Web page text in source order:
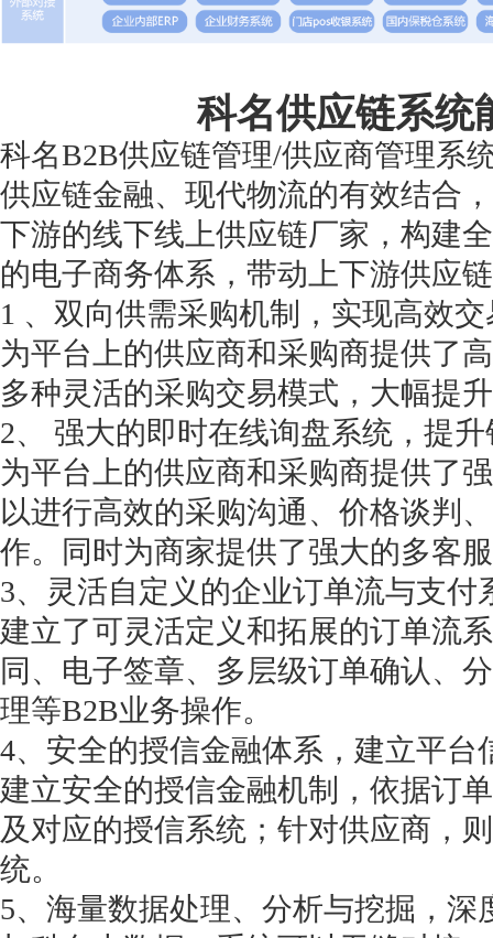
科名供应链系统
科名B2B供应链管理/供应商管理系
供应链金融、现代物流的有效结合
下游的线下线上供应链厂家，构建
的电子商务体系，带动上下游供应
1 、双向供需采购机制，实现高效交
为平台上的供应商和采购商提供了
多种灵活的采购交易模式，大幅提
2、 强大的即时在线询盘系统，提
为平台上的供应商和采购商提供了
以进行高效的采购沟通、价格谈判
作。同时为商家提供了强大的多客
3、灵活自定义的企业订单流与支付
建立了可灵活定义和拓展的订单流
同、电子签章、多层级订单确认、
理等B2B业务操作。
4、安全的授信金融体系，建立平台
建立安全的授信金融机制，依据订
及对应的授信系统；针对供应商，
统。
5、海量数据处理、分析与挖掘，深